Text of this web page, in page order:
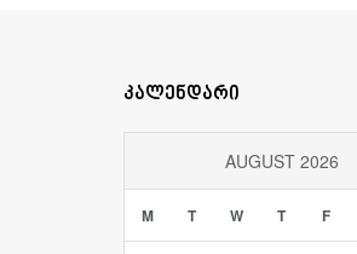
კალენდარი
AUGUST 2026
M T W T F